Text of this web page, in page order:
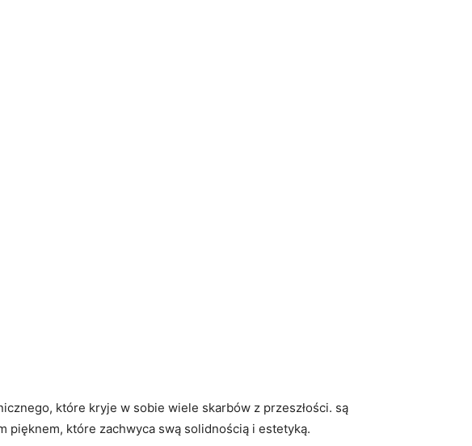
które kryje w sobie wiele skarbów z przeszłości. są
które zachwyca swą solidnością i estetyką.